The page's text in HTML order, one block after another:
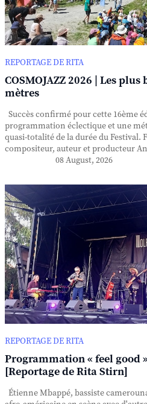
REPORTAGE DE RITA
COSMOJAZZ 2026 | Les
mètres
Succès confirmé pour cette 16ème
programmation éclectique et une
quasi-totalité de la durée du Festival.
compositeur, auteur et producteur
08 August, 2026
REPORTAGE DE RITA
Programmation « feel good
[Reportage de Rita Stirn]
Étienne Mbappé, bassiste